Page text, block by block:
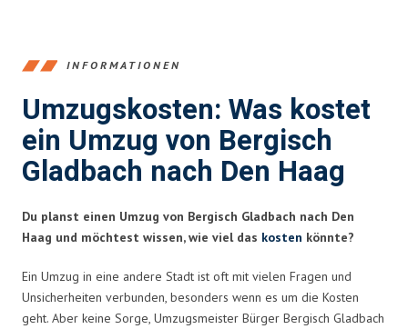
INFORMATIONEN
Umzugskosten: Was kostet
ein Umzug von Bergisch
Gladbach nach Den Haag
Du planst einen Umzug von Bergisch Gladbach nach Den
Haag und möchtest wissen, wie viel das kosten könnte?
Ein Umzug in eine andere Stadt ist oft mit vielen Fragen und
Unsicherheiten verbunden, besonders wenn es um die Kosten
geht. Aber keine Sorge, Umzugsmeister Bürger Bergisch Gladbach